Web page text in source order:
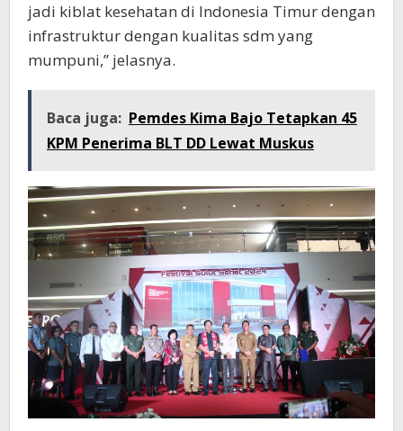
jadi kiblat kesehatan di Indonesia Timur dengan
infrastruktur dengan kualitas sdm yang
mumpuni,” jelasnya.
Baca juga: Pemdes Kima Bajo Tetapkan 45
KPM Penerima BLT DD Lewat Muskus